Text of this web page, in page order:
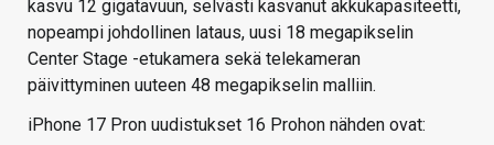
kasvu 12 gigatavuun, selvästi kasvanut akkukapasiteetti,
nopeampi johdollinen lataus, uusi 18 megapikselin
Center Stage -etukamera sekä telekameran
päivittyminen uuteen 48 megapikselin malliin.
iPhone 17 Pron uudistukset 16 Prohon nähden ovat: